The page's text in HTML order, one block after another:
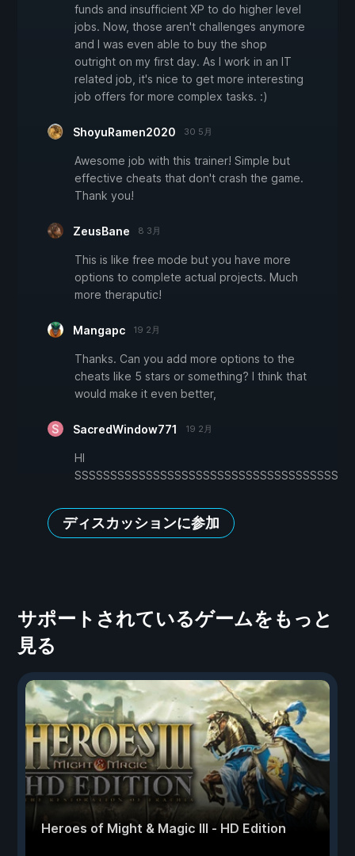
funds and insufficient XP to do higher level
jobs. Now, those aren't challenges anymore
and I was even able to buy the shop
outright on my first day. As I work in an IT
related job, it's nice to get more interesting
job offers for more complex tasks. :)
ShoyuRamen2020 30 5月
Awesome job with this trainer! Simple but
effective cheats that don't crash the game.
Thank you!
ZeusBane 8 3月
This is like free mode but you have more
options to complete actual projects. Much
more theraputic!
Mangapc 19 2月
Thanks. Can you add more options to the
cheats like 5 stars or something? I think that
would make it even better,
SacredWindow771 19 2月
HI
ディスカッションに参加
サポートされているゲームをもっと
見る
Heroes of Might & Magic III - HD Edition